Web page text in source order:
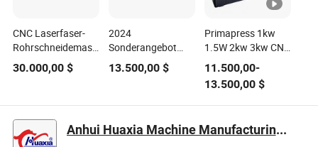
CNC Laserfaser-
Rohrschneidemaschine
3kw 6m
30.000,00 $
2024
Sonderangebot
3015 Vollständig
geschlossene
CNC-Faserlaser-
13.500,00$
Primapress 1kw
1.5W 2kw 3kw CNC
hydraulische
Mildstahl Edelstahl
Eisen Aluminium
Kupfer Blech
Faserlaser
11.500,00-
13.500,00$
Anhui Huaxia Machine Manufacturing Co., Ltd.